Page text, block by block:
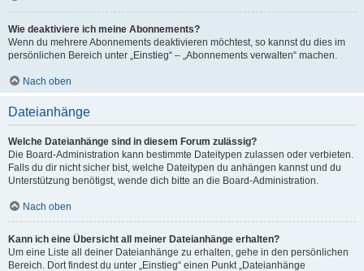
Wie deaktiviere ich meine Abonnements?
Wenn du mehrere Abonnements deaktivieren möchtest, so kannst du dies im
persönlichen Bereich unter „Einstieg“ – „Abonnements verwalten“ machen.
Nach oben
Dateianhänge
Welche Dateianhänge sind in diesem Forum zulässig?
Die Board-Administration kann bestimmte Dateitypen zulassen oder verbieten.
Falls du dir nicht sicher bist, welche Dateitypen du anhängen kannst und du
Unterstützung benötigst, wende dich bitte an die Board-Administration.
Nach oben
Kann ich eine Übersicht all meiner Dateianhänge erhalten?
Um eine Liste all deiner Dateianhänge zu erhalten, gehe in den persönlichen
Bereich. Dort findest du unter „Einstieg“ einen Punkt „Dateianhänge